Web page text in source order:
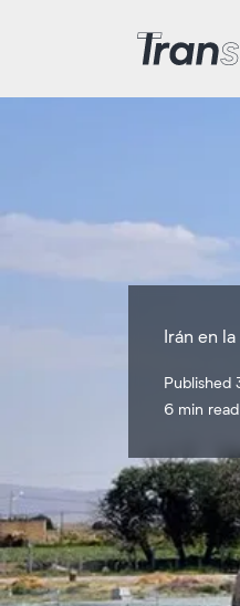
Transform
Irán en
Published
6 min read